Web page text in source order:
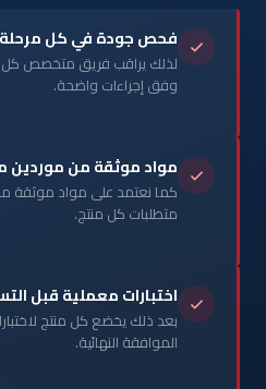
فحص جودة في كل مرحلة
لذلك يراقب فريق متخصص كل
وفق إجراءات واضحة.
مواد موثقة من موردين
كما نعتمد على مواد
متطلبات كل منتج.
اختبارات معملية قبل
بعد ذلك يخضع كل منتج
الموافقة النهائية.